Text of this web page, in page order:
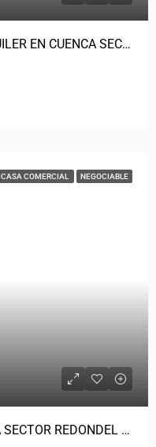
GALPÓN INDUSTRIAL EN ALQUILER EN CUENCA SECTOR REDONDEL 12 DE OCTUBRE
CASA COMERCIAL NEGOCIABLE
TALLER EN VENTA EN CUENCA SECTOR REDONDEL 12 DE OCTUBRE